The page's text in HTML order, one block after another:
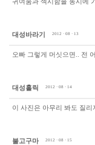
귀여움과 섹시함을 동시에
대성바라기 2012 · 08 · 13
오빠 그렇게 머싯으면.. 전
대성홀릭 2012 · 08 · 14
이 사진은 아무리 봐도 질
불고구마 2012 · 08 · 15